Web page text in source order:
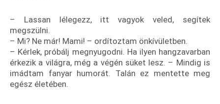
– Lassan lélegezz, itt vagyok veled, segítek
megszülni.
– Mi? Ne már! Mami! – ordítoztam önkívületben.
– Kérlek, próbálj megnyugodni. Ha ilyen hangzavarban
érkezik a világra, még a végén süket lesz. – Mindig is
imádtam fanyar humorát. Talán ez mentette meg
egész életében.